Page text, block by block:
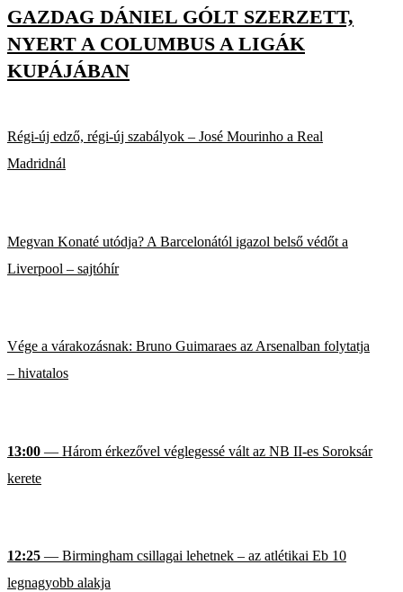
GAZDAG DÁNIEL GÓLT SZERZETT,
NYERT A COLUMBUS A LIGÁK
KUPÁJÁBAN
Régi-új edző, régi-új szabályok – José Mourinho a Real
Madridnál
Megvan Konaté utódja? A Barcelonától igazol belső védőt a
Liverpool – sajtóhír
Vége a várakozásnak: Bruno Guimaraes az Arsenalban folytatja
– hivatalos
13:00 — Három érkezővel véglegessé vált az NB II-es Soroksár
kerete
12:25 — Birmingham csillagai lehetnek – az atlétikai Eb 10
legnagyobb alakja